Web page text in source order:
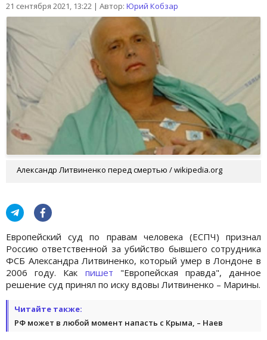
21 сентября 2021, 13:22 | Автор: Юрий Кобзар
Александр Литвиненко перед смертью / wikipedia.org
Европейский суд по правам человека (ЕСПЧ) признал
Россию ответственной за убийство бывшего сотрудника
ФСБ Александра Литвиненко, который умер в Лондоне в
2006 году. Как пишет "Европейская правда", данное
решение суд принял по иску вдовы Литвиненко – Марины.
Читайте также:
РФ может в любой момент напасть с Крыма, – Наев